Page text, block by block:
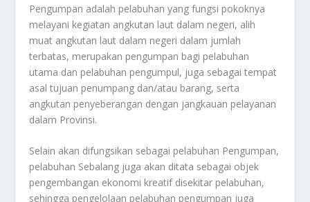
Pengumpan adalah pelabuhan yang fungsi pokoknya
melayani kegiatan angkutan laut dalam negeri, alih
muat angkutan laut dalam negeri dalam jumlah
terbatas, merupakan pengumpan bagi pelabuhan
utama dan pelabuhan pengumpul, juga sebagai tempat
asal tujuan penumpang dan/atau barang, serta
angkutan penyeberangan dengan jangkauan pelayanan
dalam Provinsi.
Selain akan difungsikan sebagai pelabuhan Pengumpan,
pelabuhan Sebalang juga akan ditata sebagai objek
pengembangan ekonomi kreatif disekitar pelabuhan,
sehingga pengelolaan pelabuhan pengumpan juga